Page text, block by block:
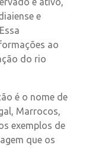
e
ao
do rio
é o nome de
Marrocos,
exemplos de
que os